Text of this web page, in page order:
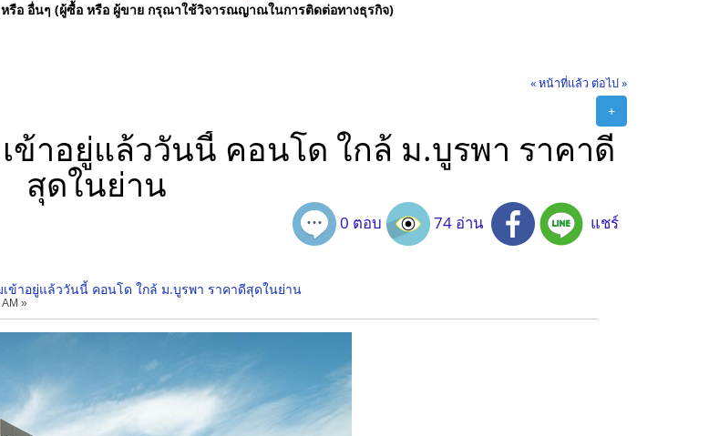
หรือ อื่นๆ (ผู้ซื้อ หรือ ผู้ขาย กรุณาใช้วิจารณญาณในการติดต่อทางธุรกิจ)
« หน้าที่แล้ว ต่อไป »
+
าอยู่แล้ววันนี้ คอนโด ใกล้ ม.บูรพา ราคาดี
สุดในย่าน
0 ตอบ 74 อ่าน แชร์
ข้าอยู่แล้ววันนี้ คอนโด ใกล้ ม.บูรพา ราคาดีสุดในย่าน
»